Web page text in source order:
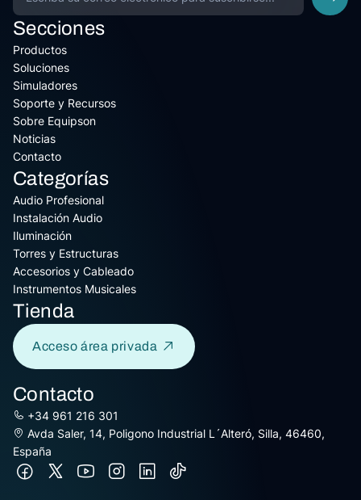
Secciones
Productos
Soluciones
Simuladores
Soporte y Recursos
Sobre Equipson
Noticias
Contacto
Categorías
Audio Profesional
Instalación Audio
Iluminación
Torres y Estructuras
Accesorios y Cableado
Instrumentos Musicales
Tienda
Acceso área privada
Contacto
+34 961 216 301
Avda Saler, 14, Poligono Industrial L´Alteró, Silla, 46460,
España